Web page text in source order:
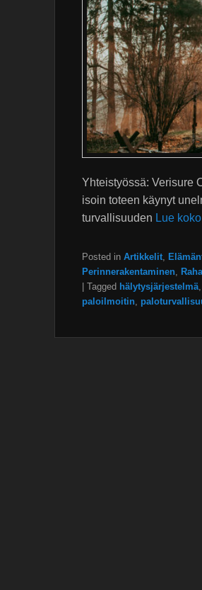
Yhteistyössä: Verisure
isoin toteen käynyt
turvallisuuden Lue
Posted in Artikkelit
Perinnerakentaminen
Raha
Tagged hälytysjärjestelmä
paloilmoitin